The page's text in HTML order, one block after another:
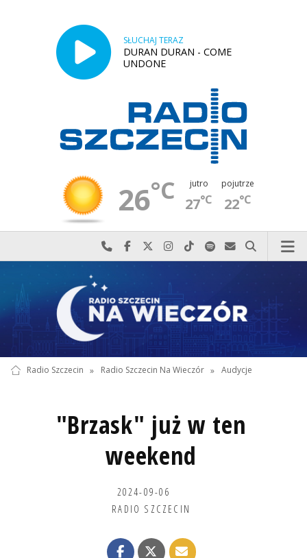
SŁUCHAJ TERAZ
DURAN DURAN - COME
UNDONE
26°C jutro
27°C
pojutrze
22°C
Najlepiej po prostu do nas zadzwoń
Odwiedź nas na Facebook-u
Odwiedź nas na X
Odwiedź nas na Instagram-ie
Odwiedź nas na TikTok-u
Szukaj nas na Spotify
Wyślij do nas
Szukaj
Radio Szczecin » Radio Szczecin Na Wieczór » Audycje
"Brzask" już w ten
weekend
2024-09-06
RADIO SZCZECIN